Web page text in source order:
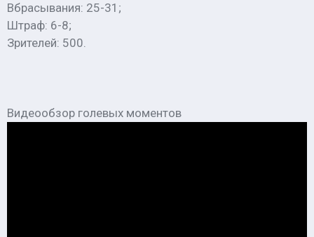
Вбрасывания: 25-31;
Штраф: 6-8;
Зрителей: 500.
Видеообзор голевых моментов